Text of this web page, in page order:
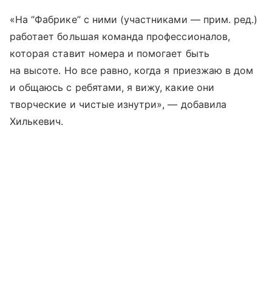
«На “Фабрике” с ними (участниками — прим. ред.)
работает большая команда профессионалов,
которая ставит номера и помогает быть
на высоте. Но все равно, когда я приезжаю в дом
и общаюсь с ребятами, я вижу, какие они
творческие и чистые изнутри», — добавила
Хилькевич.